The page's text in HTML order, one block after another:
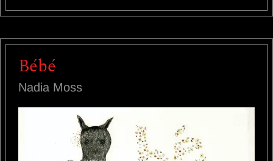
Bébé
Nadia Moss